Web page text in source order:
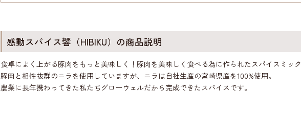
感動スパイス響（HIBIKU）の商品説明
食卓によく上がる豚肉をもっと美味しく！豚肉を美味しく食べる為に作られたスパイスミッ
豚肉と相性抜群のニラを使用していますが、ニラは自社生産の宮崎県産を100%使用。
農業に長年携わってきた私たちグローウェルだから完成できたスパイスです。